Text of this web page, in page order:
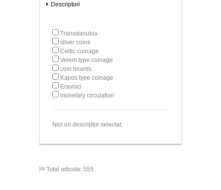
Descriptori
Transdanubia
silver coins
Celtic coinage
Velem type coinage
coin hoards
Kapos type coinage
Eravisci
monetary circulation
Nici un descriptor selectat.
Total articole: 555